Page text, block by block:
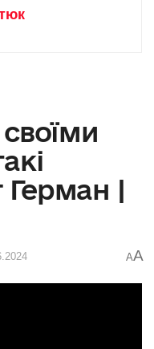
Герман |
AA